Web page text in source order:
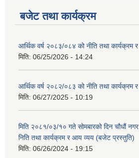
बजेट तथा कार्यक्रम
आर्थिक वर्ष २०८३/०८४ को नीति तथा कार्यक्रम
मिति: 06/25/2026 - 14:24
आर्थिक वर्ष २०८२/०८३ को नीति तथा कार्यक्रम
मिति: 06/27/2025 - 10:19
मिति २०८१/०३/१० गते सोमबारको दिन चौधौं
निति तथा कार्यक्रम र आय व्यय (बजेट प्रस्तुति)
मिति: 06/26/2024 - 19:15